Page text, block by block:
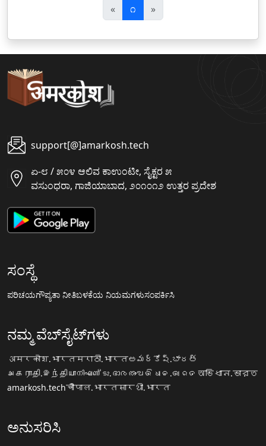
«पि
छ
ला
೧ »अ
ग
ला
support[@]amarkosh.tech
ಏ-೮ / ೫೦೪ ಆಲಿವ ಕಾಉಂಟೀ, ಸೈಕ್ಟರ ೫
ವಸುಂಧರಾ, ಗಾಜಿಯಾಬಾದ, ೨೦೧೦೧೨ ಉತ್ತರ ಪ್ರದೇಶ
ಸಂಸ್ಥೆ
ಪರಿಚಯಗೌಪ್ಯತಾ ನೀತಿಬಳಕೆಯ ನಿಯಮಗಳುಸಂಪರ್ಕಿಸಿ
ನಮ್ಮ ವೆಬ್‌ಸೈಟ್‌ಗಳು
अमरकोश.भारतमराठी.भारतఅమర్కోష్.భారత్
அகராதி.இந்தியாനിഘണ്ടു.ഭാരതംଅଭିଧାନ.ଭାରତ অভিধান.ভারত
amarkosh.techचौपाल.भारतसारथी.भारत
ಅನುಸರಿಸಿ